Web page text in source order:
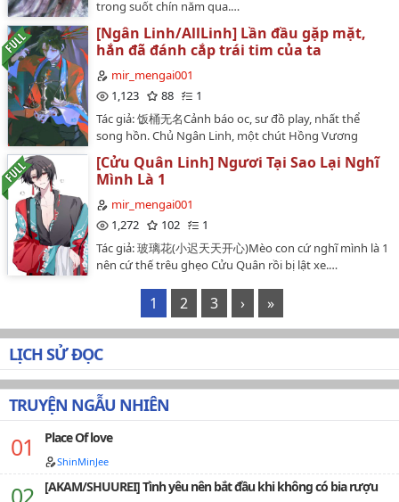
trong suốt chín năm qua.…
[Ngân Linh/AllLinh] Lần đầu gặp mặt,
hắn đã đánh cắp trái tim của ta
mir_mengai001
1,123
88
1
Tác giả: 饭桶无名Cảnh báo oc, sư đồ play, nhất thể
song hồn. Chủ Ngân Linh, một chút Hồng Vương
Linh…
[Cửu Quân Linh] Ngươi Tại Sao Lại Nghĩ
Mình Là 1
mir_mengai001
1,272
102
1
Tác giả: 玻璃花(小迟天天开心)Mèo con cứ nghĩ mình là 1
nên cứ thế trêu ghẹo Cửu Quân rồi bị lật xe.…
1 2 3 › »
LỊCH SỬ ĐỌC
TRUYỆN NGẪU NHIÊN
Place Of love
ShinMinJee
[AKAM/SHUUREI] Tình yêu nên bắt đầu khi không có bia rượu